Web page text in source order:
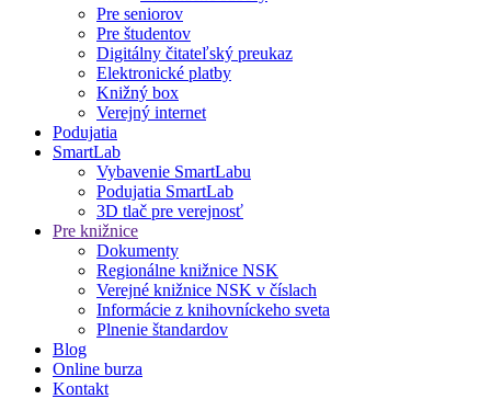
Pre seniorov
Pre študentov
Digitálny čitateľský preukaz
Elektronické platby
Knižný box
Verejný internet
Podujatia
SmartLab
Vybavenie SmartLabu
Podujatia SmartLab
3D tlač pre verejnosť
Pre knižnice
Dokumenty
Regionálne knižnice NSK
Verejné knižnice NSK v číslach
Informácie z knihovníckeho sveta
Plnenie štandardov
Blog
Online burza
Kontakt